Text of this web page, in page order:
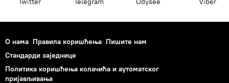
О нама Правила коришћења Пишите нам
Стандарди заједнице
Политика коришћења колачића и аутоматског
пријављивања